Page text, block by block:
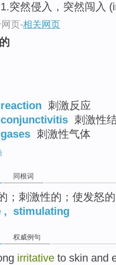
突然侵入，突然闯入
页-相关网页
刺激反应
刺激性
刺激性气体
同根词
；刺激性的；使发怒的
, stimulating
权威例句
irritative to skin and